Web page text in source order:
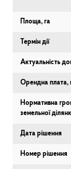
Площа, га
Термін дії
Актуальність
Орендна плата,
Нормативна
земельної
Дата рішення
Номер рішення